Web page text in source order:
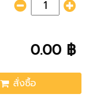
0.00 ฿
สั่งซื้อ